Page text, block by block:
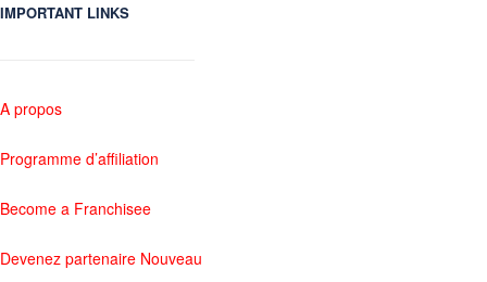
IMPORTANT LINKS
A propos
Programme d’affiliation
Become a Franchisee
Devenez partenaire Nouveau